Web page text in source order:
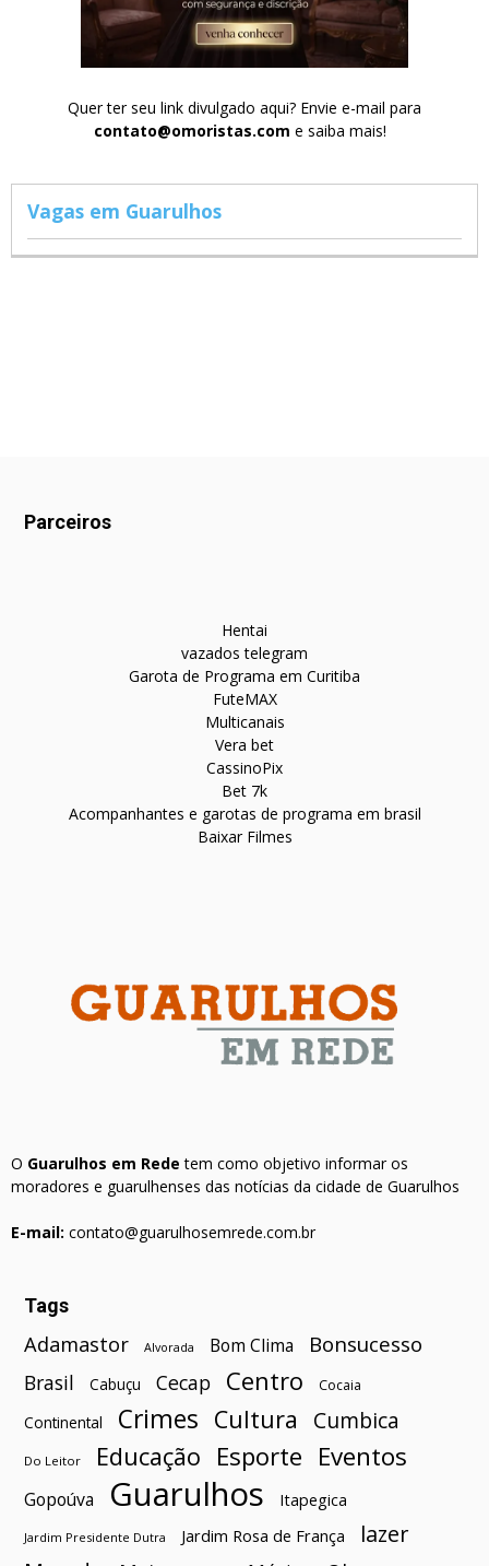
Quer ter seu link divulgado aqui? Envie e-mail para
contato@omoristas.com e saiba mais!
Vagas em Guarulhos
Parceiros
Hentai
vazados telegram
Garota de Programa em Curitiba
FuteMAX
Multicanais
Vera bet
CassinoPix
Bet 7k
Acompanhantes e garotas de programa em brasil
Baixar Filmes
O Guarulhos em Rede tem como objetivo informar os
moradores e guarulhenses das notícias da cidade de Guarulhos
E-mail: contato@guarulhosemrede.com.br
Tags
Adamastor Alvorada Bom Clima Bonsucesso
Brasil Cabuçu Cecap Centro Cocaia
Continental Crimes Cultura Cumbica
Do Leitor Educação Esporte Eventos
Gopoúva Guarulhos Itapegica
Jardim Presidente Dutra Jardim Rosa de França
lazer